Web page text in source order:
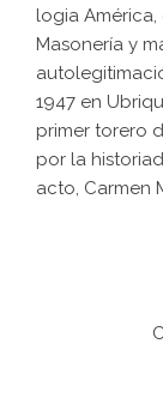
logia
Masonería y
1947 en
primer torero
por la
acto, Carmen